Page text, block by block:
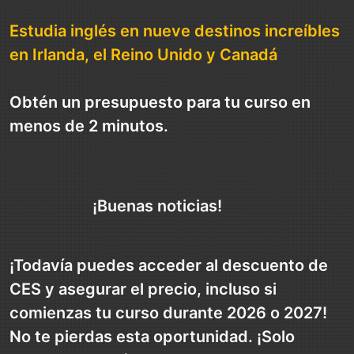
Estudia inglés en nueve destinos increíbles
en Irlanda, el Reino Unido y Canadá
Obtén un presupuesto para tu curso en
menos de 2 minutos.
¡Buenas noticias!
¡Todavía puedes acceder al descuento de
CES y asegurar el precio, incluso si
comienzas tu curso durante 2026 o 2027!
No te pierdas esta oportunidad. ¡Solo